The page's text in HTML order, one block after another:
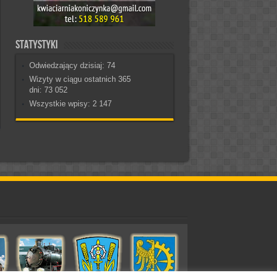
Statystyki
Odwiedzający dzisiaj: 74
Wizyty w ciągu ostatnich 365
dni: 73 052
Wszystkie wpisy: 2 147